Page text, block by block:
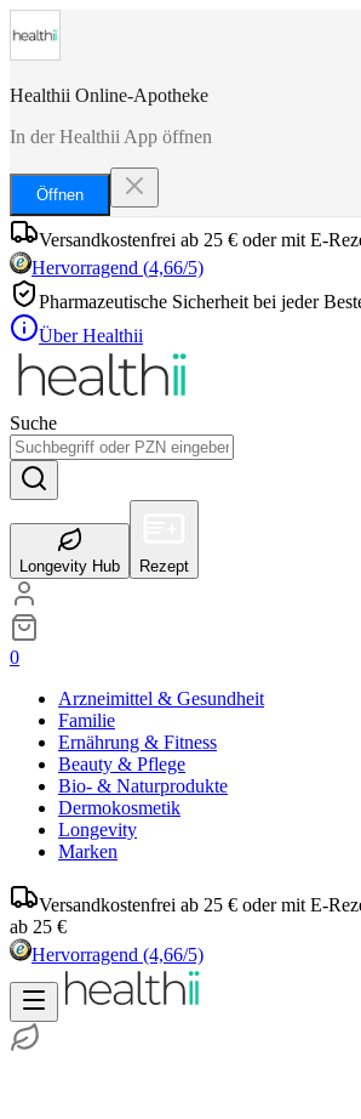
Healthii Online-Apotheke
In der Healthii App öffnen
Öffnen
Versandkostenfrei ab 25 € oder mit E-
Hervorragend (4,66/5)
Pharmazeutische Sicherheit bei jeder
Über Healthii
Suche
Longevity Hub Rezept
0
Arzneimittel & Gesundheit
Familie
Ernährung & Fitness
Beauty & Pflege
Bio- & Naturprodukte
Dermokosmetik
Longevity
Marken
Versandkostenfrei ab 25 € oder mit E-
ab 25 €
Hervorragend (4,66/5)